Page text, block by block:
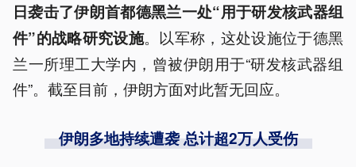
日袭击了伊朗首都德黑兰一处“用于研发核武器组
件”的战略研究设施。以军称，这处设施位于德黑
兰一所理工大学内，曾被伊朗用于“研发核武器组
件”。截至目前，伊朗方面对此暂无回应。
伊朗多地持续遭袭 总计超2万人受伤